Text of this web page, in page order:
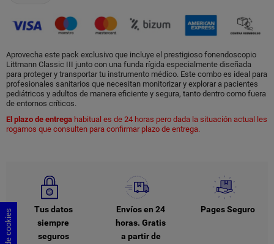
Aprovecha este pack exclusivo que incluye el prestigioso fonendoscopio
Littmann Classic III junto con una funda rígida especialmente diseñada
para proteger y transportar tu instrumento médico. Este combo es ideal para
profesionales sanitarios que necesitan monitorizar y explorar a pacientes
pediátricos y adultos de manera eficiente y segura, tanto dentro como fuera
de entornos críticos.
El plazo de entrega habitual es de 24 horas pero dada la situación actual les
rogamos que consulten para confirmar plazo de entrega.
Tus datos
siempre
seguros
Envíos en 24
horas. Gratis
a partir de
Pages Seguro